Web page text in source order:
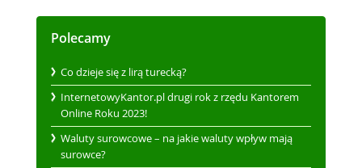
Polecamy
Co dzieje się z lirą turecką?
InternetowyKantor.pl drugi rok z rzędu Kantorem
Online Roku 2023!
Waluty surowcowe – na jakie waluty wpływ mają
surowce?